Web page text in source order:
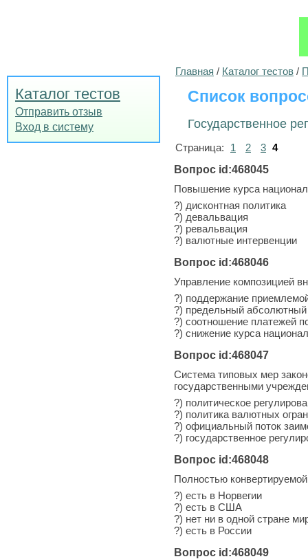
Каталог тестов
Отправить отзыв
Вход в систему
Главная / Каталог тестов /
Список
Государственное
Страница: 1 2 3 4
Вопрос id:468045
Повышение курса
?) дисконтная политика
?) девальвация
?) ревальвация
?) валютные интервенции
Вопрос id:468046
Управление композицией
?) поддержание
?) предельный
?) соотношение платежей
?) снижение курса
Вопрос id:468047
Система типовых мер
государственными
?) политическое
?) политика валютных
?) официальный поток
?) государственное
Вопрос id:468048
Полностью
?) есть в Норвегии
?) есть в США
?) нет ни в одной стране
?) есть в России
Вопрос id:468049